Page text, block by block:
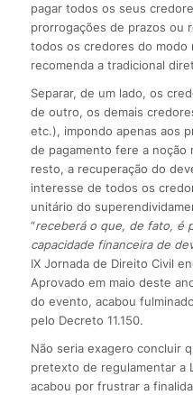
pagar todos os seus
prorrogações de prazos ou
todos os credores do
recomenda a tradicional
Separar, de um lado, os
de outro, os demais
etc.), impondo apenas aos
de pagamento fere a noção
resto, a recuperação do
interesse de todos os
unitário do
“receberá o que, de fato, é
capacidade financeira de
IX Jornada de Direito Civil
Aprovado em maio deste
do evento, acabou
pelo Decreto 11.150.
Não seria exagero concluir
pretexto de regulamentar a
acabou por frustrar a